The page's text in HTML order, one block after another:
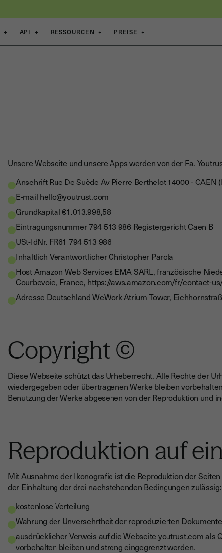
+ API + RESSOURCEN + PREISE +
Unsere Webseite und unsere Apps werden von der Fa.
AnschriftRue De Suède Av Pierre Berthelot 14000 - CAEN
E-mail hello@youtrust.com
Grundkapital€1.013.998,58
Eintragungsnummer794 513 986 Registergericht Caen B
USt-IdNr. FR61 794 513 986
Inhaltlich VerantwortlicherChristopher Parola
HostAmazon Web Services EMA SARL, französische
Courbevoie, France, https://aws.amazon.com/fr/contact-
Adresse DeutschlandWeWork Atrium Tower,
Copyright ©
Diese Webseite schützt das Urheberrecht. Alle Rechte der
wiedergegeben oder übertragenen Werke bleiben
Benutzung der Werke abgesehen von der Reproduktion und
Reproduktion auf
Mit Ausnahme der Ikonografie ist die Reproduktion der
der Einhaltung der drei nachstehenden Bedingungen zulässig:
kostenlose Verteilung
Wahrung der Unversehrtheit der reproduzierten Dokumente
ausdrücklicher Verweis auf die Webseite youtrust.com als
vorbehalten bleiben und streng eingegrenzt werden.